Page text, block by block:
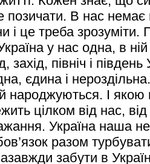
В нас немає
і це треба
у нас одна, в
захід, північ і
єдина і
народжуються. І якою
цілком від нас,
Україна наша
разом
забути в